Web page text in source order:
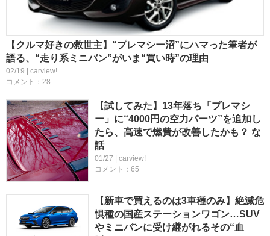
【クルマ好きの救世主】“プレマシー沼”にハマった筆者が
語る、“走り系ミニバン”がいま“買い時”の理由
02/19 | carview!
コメント：28
【試してみた】13年落ち「プレマシ
ー」に“4000円の空力パーツ”を追加し
たら、高速で燃費が改善したかも？ な
話
01/27 | carview!
コメント：65
【新車で買えるのは3車種のみ】絶滅危
惧種の国産ステーションワゴン…SUV
やミニバンに受け継がれるその“血